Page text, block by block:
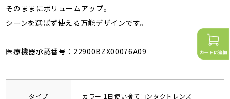
そのままにボリュームアップ。
シーンを選ばず使える万能デザインです。
医療機器承認番号：22900BZX00076A09
タイプ カラー 1日使い捨てコンタクトレンズ